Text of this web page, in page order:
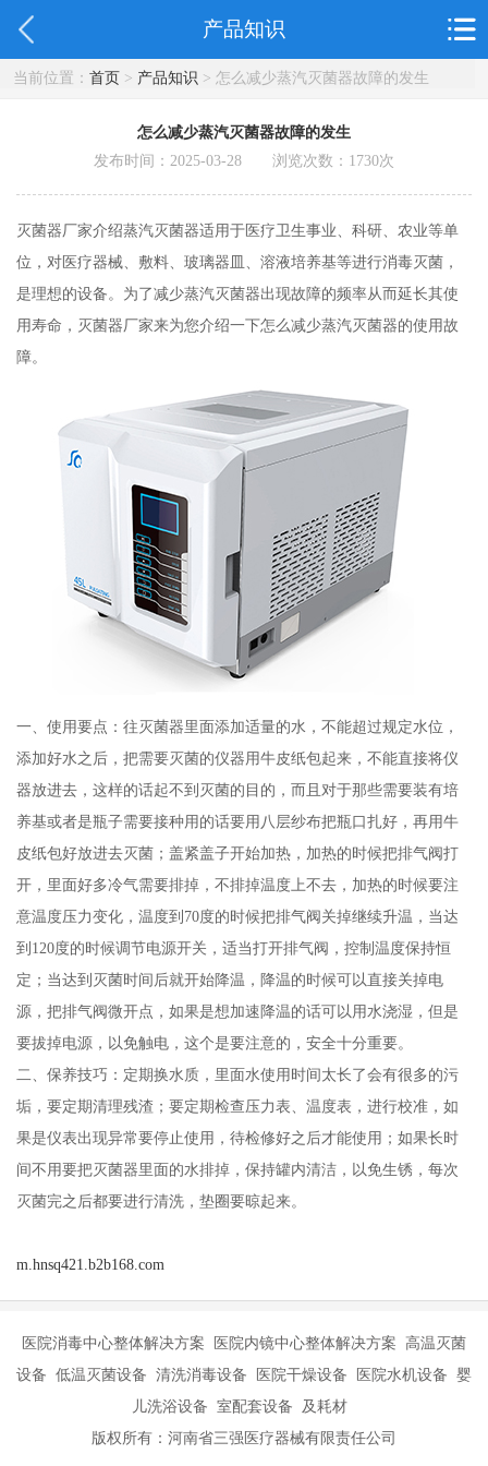
产品知识
当前位置： 首页> 产品知识 > 怎么减少蒸汽灭菌器故障的发生
怎么减少蒸汽灭菌器故障的发生
发布时间：2025-03-28 浏览次数： 1730次
灭菌器厂家介绍蒸汽灭菌器适用于医疗卫生事业、科研、农业等单
位，对医疗器械、敷料、玻璃器皿、溶液培养基等进行消毒灭菌，
是理想的设备。为了减少蒸汽灭菌器出现故障的频率从而延长其使
用寿命，灭菌器厂家来为您介绍一下怎么减少蒸汽灭菌器的使用故
障。
一、使用要点：往灭菌器里面添加适量的水，不能超过规定水位，
添加好水之后，把需要灭菌的仪器用牛皮纸包起来，不能直接将仪
器放进去，这样的话起不到灭菌的目的，而且对于那些需要装有培
养基或者是瓶子需要接种用的话要用八层纱布把瓶口扎好，再用牛
皮纸包好放进去灭菌；盖紧盖子开始加热，加热的时候把排气阀打
开，里面好多冷气需要排掉，不排掉温度上不去，加热的时候要注
意温度压力变化，温度到70度的时候把排气阀关掉继续升温，当达
到120度的时候调节电源开关，适当打开排气阀，控制温度保持恒
定；当达到灭菌时间后就开始降温，降温的时候可以直接关掉电
源，把排气阀微开点，如果是想加速降温的话可以用水浇湿，但是
要拔掉电源，以免触电，这个是要注意的，安全十分重要。
二、保养技巧：定期换水质，里面水使用时间太长了会有很多的污
垢，要定期清理残渣；要定期检查压力表、温度表，进行校准，如
果是仪表出现异常要停止使用，待检修好之后才能使用；如果长时
间不用要把灭菌器里面的水排掉，保持罐内清洁，以免生锈，每次
灭菌完之后都要进行清洗，垫圈要晾起来。
m.hnsq421.b2b168.com
医院消毒中心整体解决方案 医院内镜中心整体解决方案 高温灭菌
设备 低温灭菌设备 清洗消毒设备 医院干燥设备 医院水机设备 婴
儿洗浴设备 室配套设备 及耗材
版权所有：河南省三强医疗器械有限责任公司